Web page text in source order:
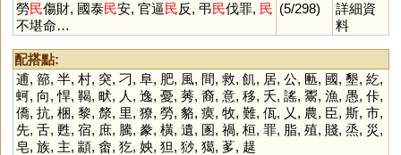
勞民傷財, 國泰民安, 官逼民反, 弔民伐罪, 民
不堪命…
(5/298)
詳細資
料
配搭點:
逋, 篰, 半, 村, 突, 刁, 阜, 肥, 風, 間, 救, 飢, 居, 公, 匭, 國, 墾, 紇,
蚵, 向,悍, 鞨, 畎, 人 , 逸, 憂, 莠, 裔, 意, 移, 夭, 謠, 鬻, 漁, 愚, 佧,
僑, 抗, 梱, 黎, 漦, 里, 獠, 勞, 貉, 瘼, 牧, 難, 佤, 乂 , 農, 臣, 斯, 市,
先, 舌, 甦, 宿, 庶, 騰, 豢, 橫, 遺, 圂, 禍, 桓, 罪, 脂, 殖, 賤, 烝, 災,
皂, 族, 主, 顓, 畬, 犵, 姎, 狚, 猀, 獦, 茤, 趧